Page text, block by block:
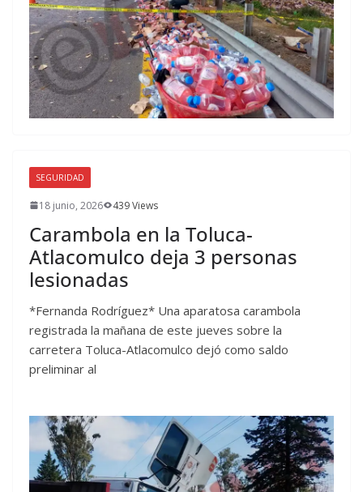
SEGURIDAD
18 junio, 2026 439 Views
Carambola en la Toluca-
Atlacomulco deja 3 personas
lesionadas
*Fernanda Rodríguez* Una aparatosa carambola
registrada la mañana de este jueves sobre la
carretera Toluca-Atlacomulco dejó como saldo
preliminar al